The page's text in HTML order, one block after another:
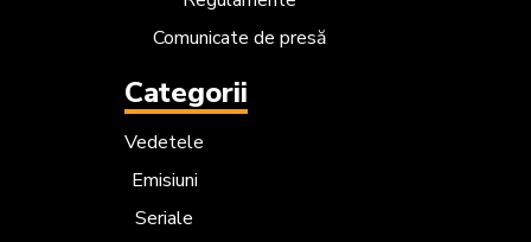
Comunicate de presă
Categorii
Vedetele
Emisiuni
Seriale